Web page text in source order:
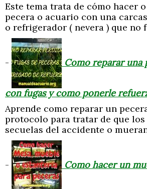
Este tema trata de cómo hacer
pecera o acuario con una
o refrigerador ( nevera ) que no
- Como reparar una
con fugas y como ponerle
Aprende como reparar un
protocolo para tratar de que los
secuelas del accidente o
- Como hacer un